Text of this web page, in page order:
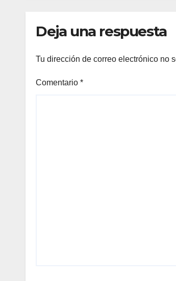
Deja una respuesta
Tu dirección de correo electrónico no
Comentario *